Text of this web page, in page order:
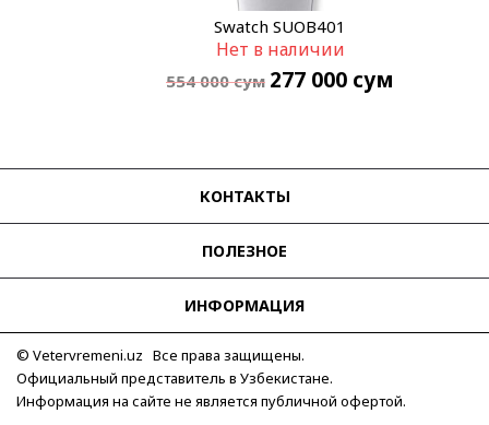
Swatch SUOB401
Нет в наличии
554 000сум 277 000 сум
КОНТАКТЫ
ПОЛЕЗНОЕ
ИНФОРМАЦИЯ
© Vetervremeni.uz Все права защищены.
Официальный представитель в Узбекистане.
Информация на сайте не является публичной офертой.